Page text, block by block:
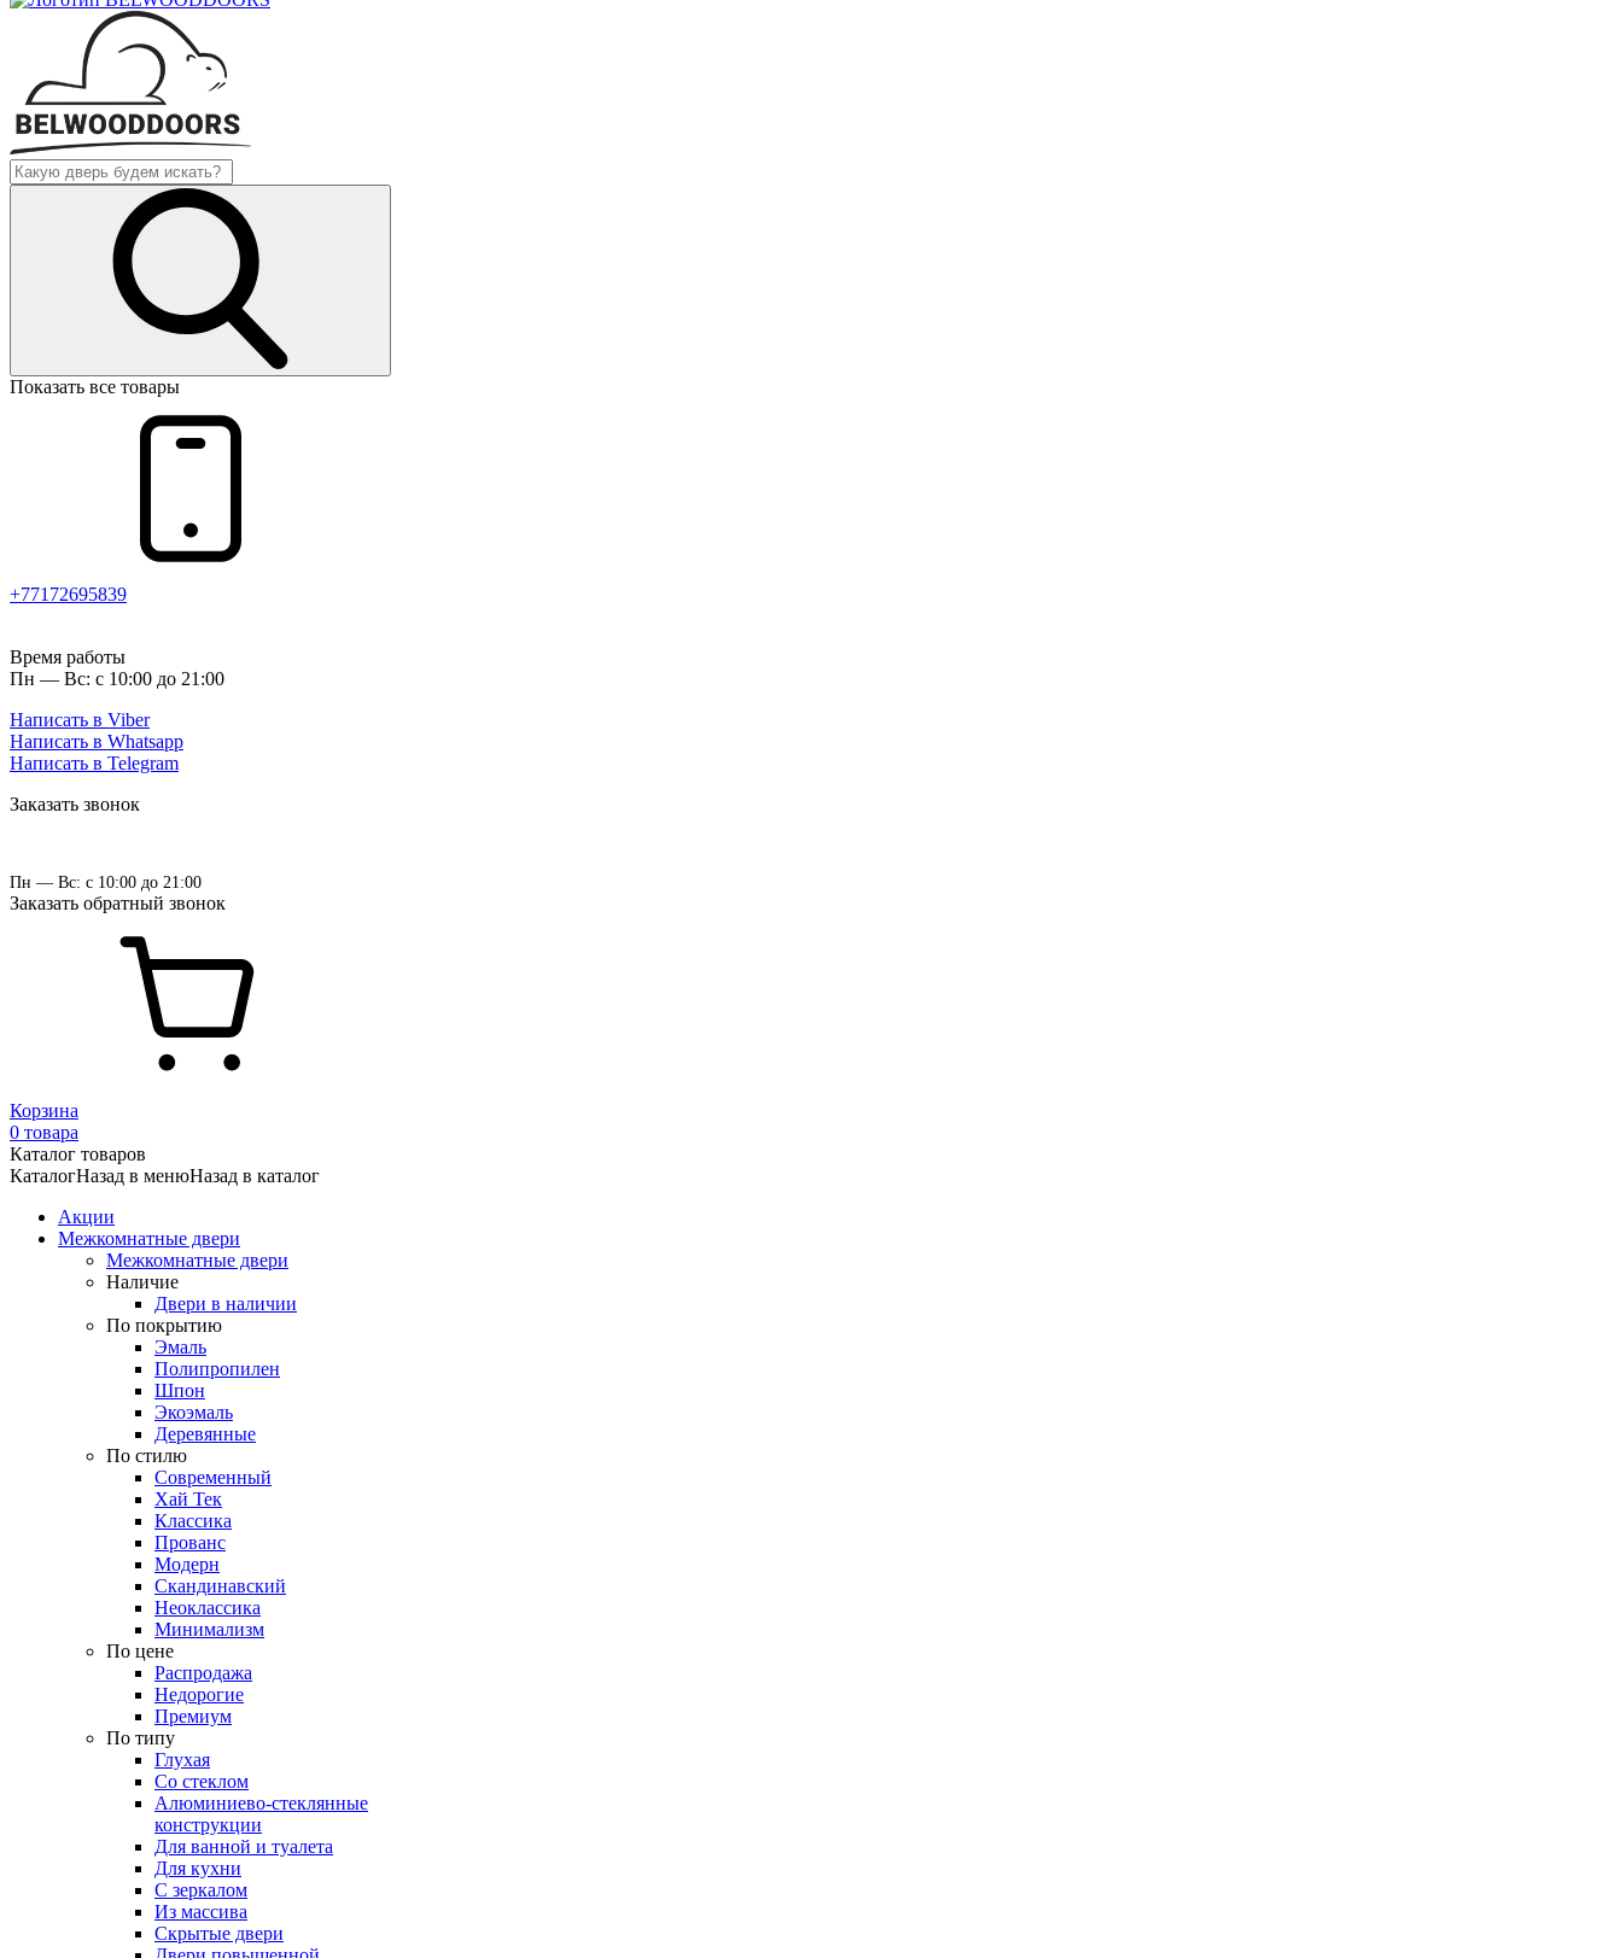
Показать все товары
+77172695839
Время работы
Пн — Вс: с 10:00 до 21:00
Написать в Viber
Написать в Whatsapp
Написать в Telegram
Заказать звонок
Пн — Вс: с 10:00 до 21:00
Заказать обратный звонок
Корзина
0 товара
Каталог товаров
КаталогНазад в менюНазад в каталог
Акции
Межкомнатные двери
Межкомнатные двери
Наличие
Двери в наличии
По покрытию
Эмаль
Полипропилен
Шпон
Экоэмаль
Деревянные
По стилю
Современный
Хай Тек
Классика
Прованс
Модерн
Скандинавский
Неоклассика
Минимализм
По цене
Распродажа
Недорогие
Премиум
По типу
Глухая
Со стеклом
Алюминиево-стеклянные
конструкции
Для ванной и туалета
Для кухни
С зеркалом
Из массива
Скрытые двери